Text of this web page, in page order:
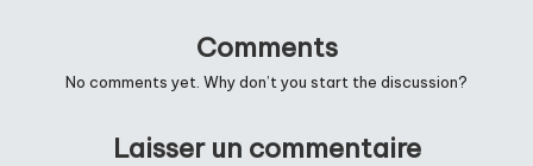
Comments
No comments yet. Why don’t you start the discussion?
Laisser un commentaire